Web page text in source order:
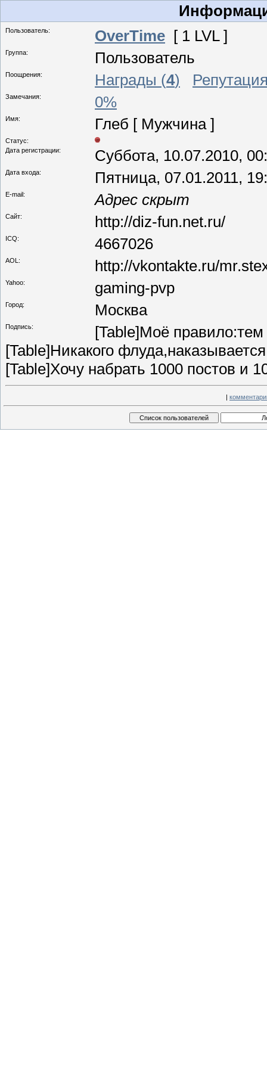
Пользователь: OverTime [ 1 LVL ]
Группа: Пользователь
Поощрения: Награды (4)
Замечания: 0%
Имя: Глеб [ Мужчина ]
Статус:
Дата регистрации:
Суббота, 10.07.2010,
Дата входа: Пятница, 07.01.2011,
E-mail: Адрес скрыт
Сайт: http://diz-fun.net.ru/
ICQ: 4667026
AOL: http://vkontakte.ru/
Yahoo: gaming-pvp
Город: Москва
Подпись:
[Table]Моё
[Table]Никакого
[Table]Хочу набрать 1000 постов и
|